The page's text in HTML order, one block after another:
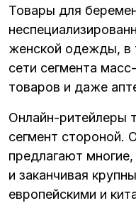
Товары для
женской одежды, в
сети сегмента
товаров и даже
Онлайн-ритейлеры
сегмент
предлагают
и заканчивая
европейскими и